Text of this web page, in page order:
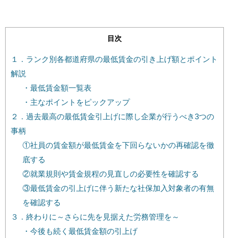
目次
１．ランク別各都道府県の最低賃金の引き上げ額とポイント
解説
・最低賃金額一覧表
・主なポイントをピックアップ
２．過去最高の最低賃金引上げに際し企業が行うべき3つの
事柄
①社員の賃金額が最低賃金を下回らないかの再確認を徹
底する
②就業規則や賃金規程の見直しの必要性を確認する
③最低賃金の引上げに伴う新たな社保加入対象者の有無
を確認する
３．終わりに～さらに先を見据えた労務管理を～
・今後も続く最低賃金額の引上げ